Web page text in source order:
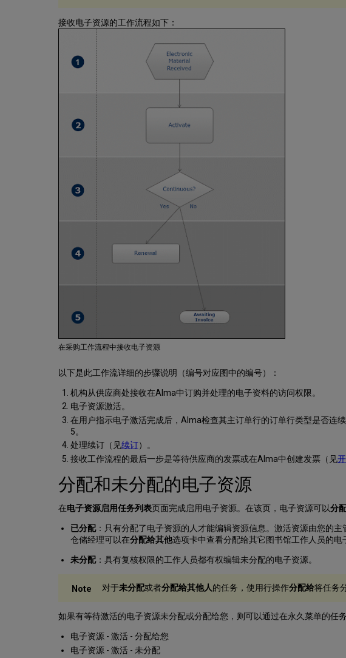
接收电子资源的工作流程如下：
在采购工作流程中接收电子资源
以下是此工作流详细的步骤说明（编号对应图中的编号）：
机构从供应商处接收在Alma中订购并处理的电子资料的访问权限。
电子资源激活。
在用户指示电子激活完成后，Alma检查其主订单行的订单行类型是否连
5。
处理续订（见续订）。
接收工作流程的最后一步是等待供应商的发票或在Alma中创建发票（见
分配和未分配的电子资源
在电子资源启用任务列表页面完成启用电子资源。在该页，电子资源可以分
已分配：只有分配了电子资源的人才能编辑资源信息。激活资源由您的主
仓储经理可以在分配给其他选项卡中查看分配给其它图书馆工作人员的
未分配：具有复核权限的工作人员都有权编辑未分配的电子资源。
对于未分配或者分配给其他人的任务， 使用行操作分配给将任务
如果有等待激活的电子资源未分配或分配给您，则可以通过在永久菜单的任
电子资源 - 激活 - 分配给您
电子资源 - 激活 - 未分配